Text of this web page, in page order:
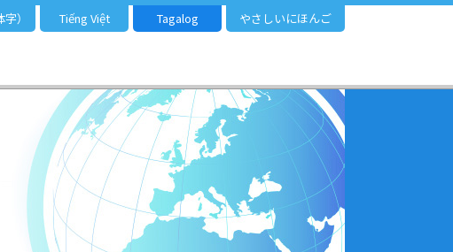
） Tiếng Việt Tagalog やさしいにほんご